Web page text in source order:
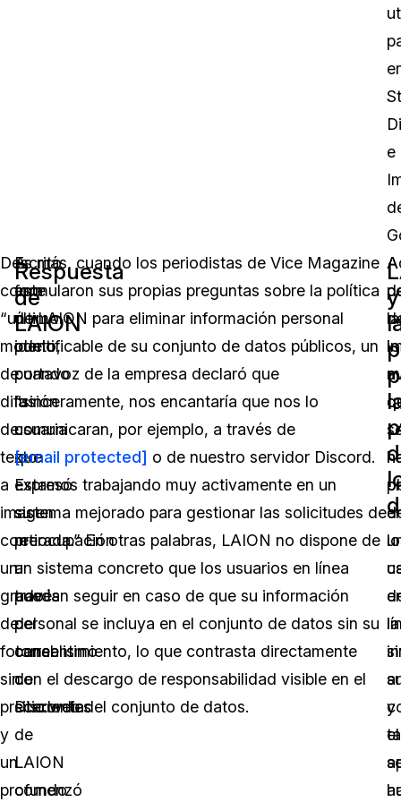
e
Descrito
como
“un
modelo
de
difusión
de
texto
a
imagen
con
un
grado
de
fotorrealismo
sin
precedentes
y
un
profundo
Respuesta
de
LAION
A
este
último
punto,
cuando
la
usuaria
que
expresó
su
preocupación
a
través
del
canal
de
Discordia
de
LAION
comenzó
Es más, cuando los periodistas de Vice Magazine
formularon sus propias preguntas sobre la política
de LAION para eliminar información personal
identificable de su conjunto de datos públicos, un
portavoz de la empresa declaró que
“sinceramente, nos encantaría que nos lo
comunicaran, por ejemplo, a través de
[email protected] o de nuestro servidor Discord.
Estamos trabajando muy activamente en un
sistema mejorado para gestionar las solicitudes de
retirada.” En otras palabras, LAION no dispone de
un sistema concreto que los usuarios en línea
puedan seguir en caso de que su información
personal se incluya en el conjunto de datos sin su
consentimiento, lo que contrasta directamente
con el descargo de responsabilidad visible en el
sitio web del conjunto de datos.
y
A
la
y
el